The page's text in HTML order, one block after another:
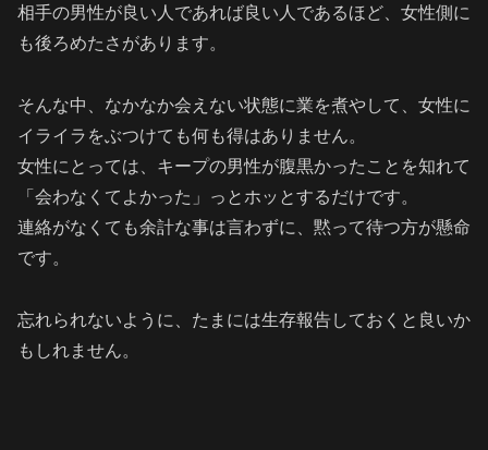
相手の男性が良い人であれば良い人であるほど、女性側に
も後ろめたさがあります。
そんな中、なかなか会えない状態に業を煮やして、女性に
イライラをぶつけても何も得はありません。
女性にとっては、キープの男性が腹黒かったことを知れて
「会わなくてよかった」っとホッとするだけです。
連絡がなくても余計な事は言わずに、黙って待つ方が懸命
です。
忘れられないように、たまには生存報告しておくと良いか
もしれません。